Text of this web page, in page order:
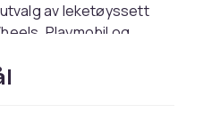
av leketøyssett
Playmobil og
på barnets alder og